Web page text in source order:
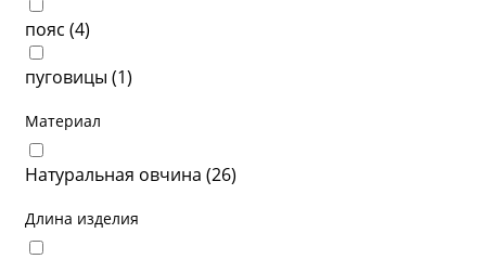
пояс (4)
пуговицы (1)
Материал
Натуральная овчина (26)
Длина изделия